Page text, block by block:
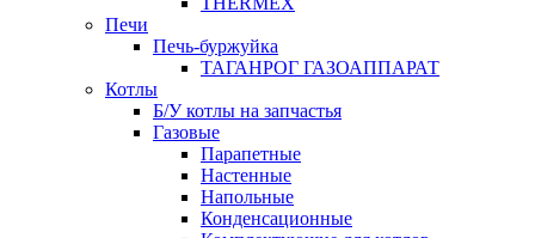
Печи
Печь-буржуйка
ТАГАНРОГ ГАЗОАППАРАТ
Котлы
Б/У котлы на запчастья
Газовые
Парапетные
Настенные
Напольные
Конденсационные